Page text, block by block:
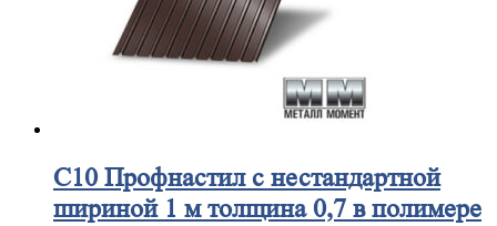
С10Профнастил с нестандартной
шириной 1 м толщина 0,7 в полимере